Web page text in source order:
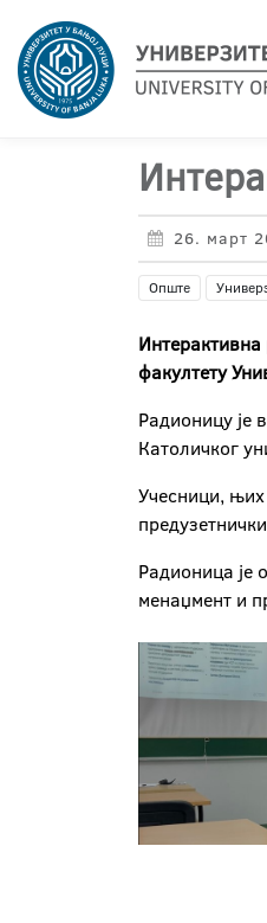
26. март
Опште
факултету
Радионицу је
Католичког
Учесници, њих
Радионица је
менаџмент и